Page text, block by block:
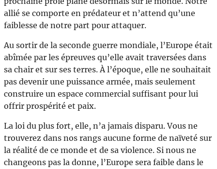
allié se comporte en prédateur et n’attend qu’une
faiblesse de notre part pour attaquer.
Au sortir de la seconde guerre mondiale, l’Europe était
abîmée par les épreuves qu’elle avait traversées dans
sa chair et sur ses terres. À l’époque, elle ne souhaitait
pas devenir une puissance armée, mais seulement
construire un espace commercial suffisant pour lui
offrir prospérité et paix.
La loi du plus fort, elle, n’a jamais disparu. Vous ne
trouverez dans nos rangs aucune forme de naïveté sur
la réalité de ce monde et de sa violence. Si nous ne
changeons pas la donne, l’Europe sera faible dans le